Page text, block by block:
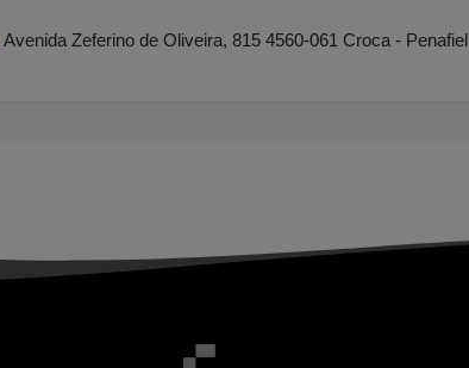
Avenida Zeferino de Oliveira, 815 4560-061 Croca - Penafiel